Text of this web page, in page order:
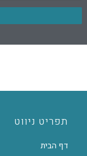
תפריט ניווט
דף הבית